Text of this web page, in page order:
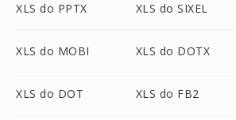
XLS do PPTX XLS do SIXEL
XLS do MOBI XLS do DOTX
XLS do DOT XLS do FB2